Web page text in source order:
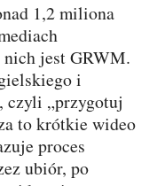
nich jest GRWM.
i
czyli „przygotuj
to krótkie wideo
proces
ubiór, po